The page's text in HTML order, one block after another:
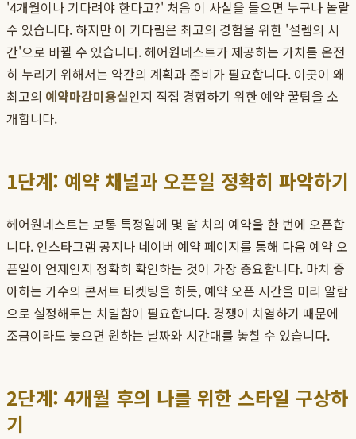
'4개월이나 기다려야 한다고?' 처음 이 사실을 들으면 누구나 놀랄
수 있습니다. 하지만 이 기다림은 최고의 경험을 위한 '설렘의 시
간'으로 바뀔 수 있습니다. 헤어원네스트가 제공하는 가치를 온전
히 누리기 위해서는 약간의 계획과 준비가 필요합니다. 이곳이 왜
최고의 예약마감미용실인지 직접 경험하기 위한 예약 꿀팁을 소
개합니다.
1단계: 예약 채널과 오픈일 정확히 파악하기
헤어원네스트는 보통 특정일에 몇 달 치의 예약을 한 번에 오픈합
니다. 인스타그램 공지나 네이버 예약 페이지를 통해 다음 예약 오
픈일이 언제인지 정확히 확인하는 것이 가장 중요합니다. 마치 좋
아하는 가수의 콘서트 티켓팅을 하듯, 예약 오픈 시간을 미리 알람
으로 설정해두는 치밀함이 필요합니다. 경쟁이 치열하기 때문에
조금이라도 늦으면 원하는 날짜와 시간대를 놓칠 수 있습니다.
2단계: 4개월 후의 나를 위한 스타일 구상하
기